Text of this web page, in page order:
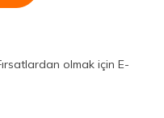
olmak için E-